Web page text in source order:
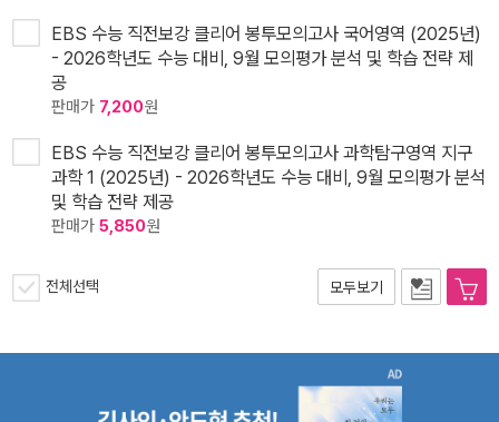
EBS 수능 직전보강 클리어 봉투모의고사 국어영역 (2025년)
- 2026학년도 수능 대비, 9월 모의평가 분석 및 학습 전략 제
공
판매가 7,200원
EBS 수능 직전보강 클리어 봉투모의고사 과학탐구영역 지구
과학 1 (2025년) - 2026학년도 수능 대비, 9월 모의평가 분석
및 학습 전략 제공
판매가 5,850원
전체선택 모두보기